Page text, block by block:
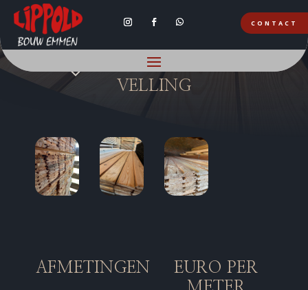
CONTACT
VELLING
AFMETINGEN
EURO PER